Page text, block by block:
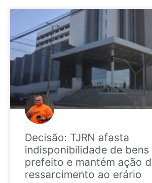
Decisão: TJRN afasta
indisponibilidade de
prefeito e mantém ação
ressarcimento ao erário